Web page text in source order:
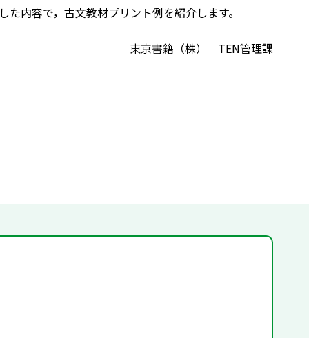
内容で，古文教材プリント例を紹介します。
東京書籍（株） TEN管理課